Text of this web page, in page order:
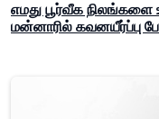
எமது பூர்வீக நிலங்களை
மன்னாரில் கவனயீர்ப்பு